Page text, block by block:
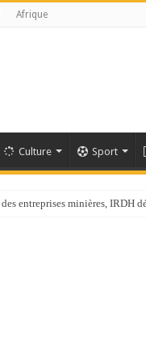
Afrique
Culture Sport
entreprises minières, IRDH